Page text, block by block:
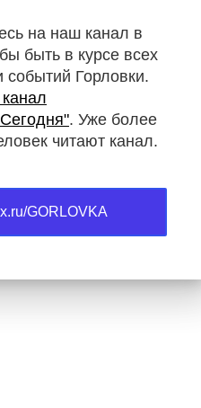
на наш канал в
быть в курсе всех
событий Горловки.
. Уже более
читают канал.
GORLOVKA